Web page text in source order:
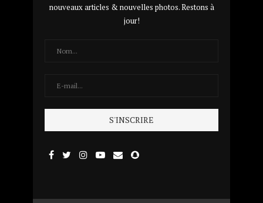
nouveaux articles & nouvelles photos. Restons à
jour!